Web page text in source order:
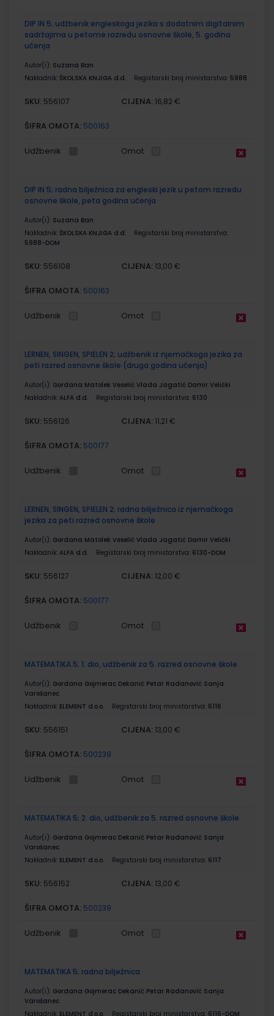
DIP IN 5; udžbenik engleskoga jezika s dodatnim digitalnim
sadržajima u petome razredu osnovne škole, 5. godina
učenja
Autor(i): Suzana Ban
Nakladnik: ŠKOLSKA KNJIGA d.d. Registarski broj ministarstva: 5988
SKU: 556107 CIJENA: 16,82 €
ŠIFRA OMOTA: 500163
Udžbenik Omot
DIP IN 5; radna bilježnica za engleski jezik u petom razredu
osnovne škole, peta godina učenja
Autor(i): Suzana Ban
Nakladnik: ŠKOLSKA KNJIGA d.d.
Registarski broj ministarstva:
5988-DOM
SKU: 556108 CIJENA: 13,00 €
ŠIFRA OMOTA: 500163
Udžbenik Omot
LERNEN, SINGEN, SPIELEN 2; udžbenik iz njemačkoga jezika za
peti razred osnovne škole (druga godina učenja)
Autor(i): Gordana Matolek Veselić Vlada Jagatić Damir Velički
Nakladnik: ALFA d.d. Registarski broj ministarstva: 6130
SKU: 556126 CIJENA: 11,21 €
ŠIFRA OMOTA: 500177
Udžbenik Omot
LERNEN, SINGEN, SPIELEN 2; radna bilježnica iz njemačkoga
jezika za peti razred osnovne škole
Autor(i): Gordana Matolek Veselić Vlada Jagatić Damir Velički
Nakladnik: ALFA d.d. Registarski broj ministarstva: 6130-DOM
SKU: 556127 CIJENA: 12,00 €
ŠIFRA OMOTA: 500177
Udžbenik Omot
MATEMATIKA 5; 1. dio, udžbenik za 5. razred osnovne škole
Autor(i): Gordana Gojmerac Dekanić Petar Radanović Sanja
Varošanec
Nakladnik: ELEMENT d.o.o. Registarski broj ministarstva: 6116
SKU: 556151 CIJENA: 13,00 €
ŠIFRA OMOTA: 500239
Udžbenik Omot
MATEMATIKA 5; 2. dio, udžbenik za 5. razred osnovne škole
Autor(i): Gordana Gojmerac Dekanić Petar Radanović Sanja
Varošanec
Nakladnik: ELEMENT d.o.o. Registarski broj ministarstva: 6117
SKU: 556152 CIJENA: 13,00 €
ŠIFRA OMOTA: 500239
Udžbenik Omot
MATEMATIKA 5; radna bilježnica
Autor(i): Gordana Gojmerac Dekanić Petar Radanović Sanja
Varošanec
Nakladnik: ELEMENT d.o.o. Registarski broj ministarstva: 6116-DOM